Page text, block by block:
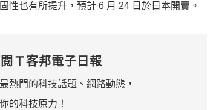
性也有所提升，預計 6 月 24 日於日本開賣。
Ｔ客邦電子日報
熱門的科技話題、網路動態，
的科技原力！